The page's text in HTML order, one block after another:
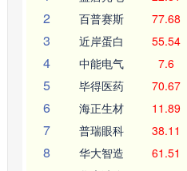
2 百普赛斯 77.68
3 近岸蛋白 55.54
4 中能电气 7.6
5 毕得医药 70.67
6 海正生材 11.89
7 普瑞眼科 38.11
8 华大智造 61.51